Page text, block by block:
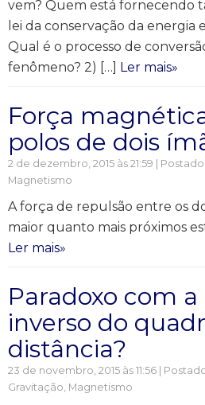
vem? Quem está fornecendo
lei da conservação da energia
Qual é o processo de
fenômeno? 2) […] Ler mais»
Força
polos de dois
2 de dezembro, 2015 às 21:59 |
Magnetismo
A força de repulsão entre os
maior quanto mais próximos
Ler mais»
Paradoxo com a
inverso do
distância?
23 de novembro, 2015 às 11:56 |
Gravitação, Magnetismo